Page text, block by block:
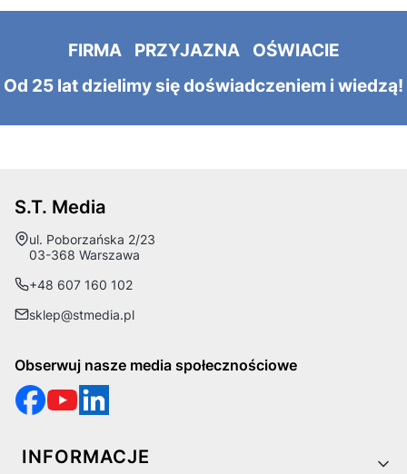
FIRMA PRZYJAZNA OŚWIACIE
Od 25 lat dzielimy się doświadczeniem i wiedzą!
S.T. Media
Adres:
ul. Poborzańska 2/23
03-368 Warszawa
+48 607 160 102
sklep@stmedia.pl
Obserwuj nasze media społecznościowe
Linki w stopce
INFORMACJE